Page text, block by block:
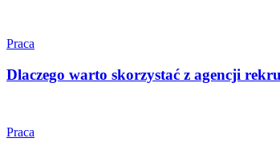
Praca
Dlaczego warto skorzystać z agencji
Praca